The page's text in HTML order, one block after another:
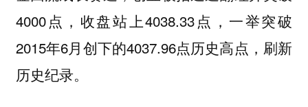
4000点，收盘站上4038.33点，一举突破
2015年6月创下的4037.96点历史高点，刷新
历史纪录。